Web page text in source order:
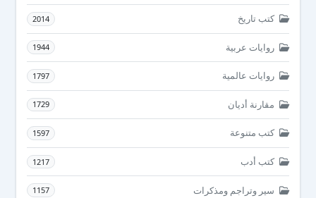
كتب تاريخ 2014
روايات عربية 1944
روايات عالمية 1797
مقارنة أديان 1729
كتب متنوعة 1597
كتب أدب 1217
سير وتراجم ومذكرات 1157